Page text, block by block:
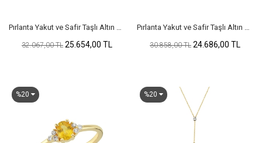
Pırlanta Yakut ve Safir Taşlı Altın Kolye
32.067,00 TL 25.654,00 TL
Pırlanta Yakut ve Safir Taşlı Altın Kolye
30.858,00 TL 24.686,00 TL
%20 %20